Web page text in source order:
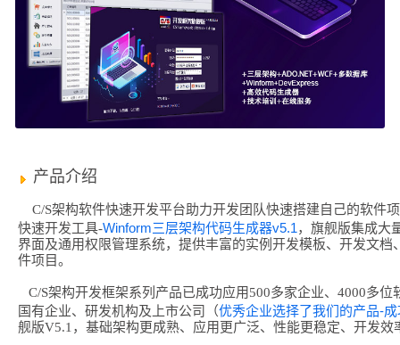
产品介绍
C/S架构软件快速开发平台助力开发团队快速搭建自己的软件
快速开发工具-Winform三层架构代码生成器v5.1，旗舰版集成大
界面及通用权限管理系统，提供丰富的实例开发模板、开发文
件项目。
C/S架构开发框架系列产品已成功应用500多家企业、4000多
国有企业、研发机构及上市公司（优秀企业选择了我们的产品-
舰版V5.1，基础架构更成熟、应用更广泛、性能更稳定、开发效